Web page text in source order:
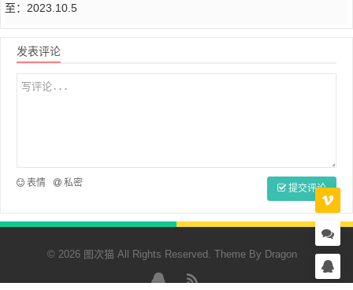
至：2023.10.5
发表评论
表情 私密 提交评论
© 2026 图次猫 All Rights Reserved. Theme By Dragon